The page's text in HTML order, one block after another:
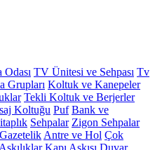
TV Ünitesi ve Sehpası Tv
Grupları Koltuk ve Kanepeler
Tekli Koltuk ve Berjerler
Koltuğu Puf Bank ve
Sehpalar Zigon Sehpalar
Gazetelik Antre ve Hol Çok
Askılıklar Kapı Askısı Duvar